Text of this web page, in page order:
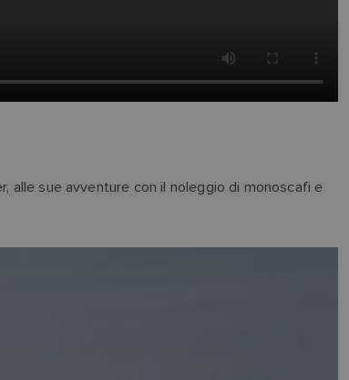
alle sue avventure con il noleggio di monoscafi e